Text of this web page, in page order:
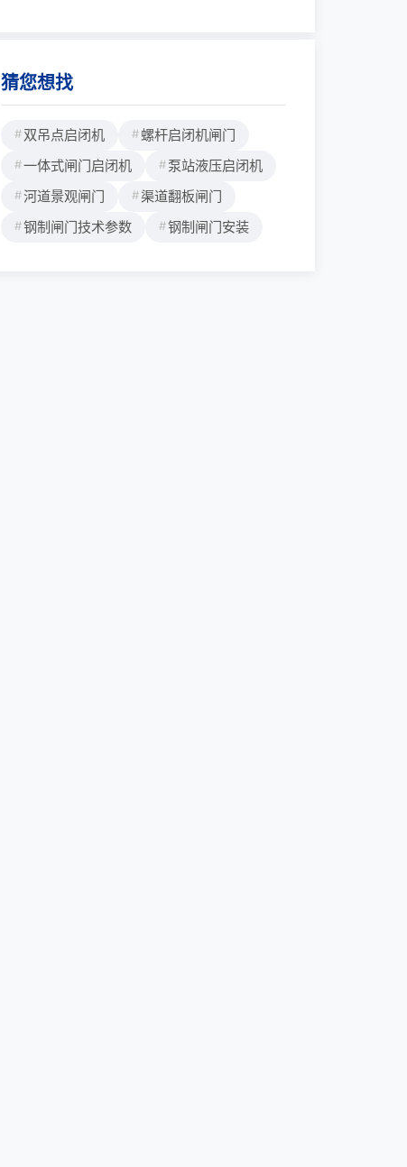
猜您想找
双吊点启闭机
螺杆启闭机闸门
一体式闸门启闭机
泵站液压启闭机
河道景观闸门
渠道翻板闸门
钢制闸门技术参数
钢制闸门安装